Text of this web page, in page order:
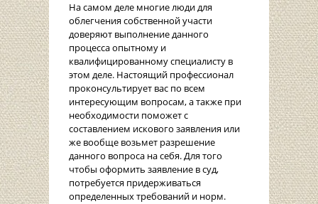
На самом деле многие люди для
облегчения собственной участи
доверяют выполнение данного
процесса опытному и
квалифицированному специалисту в
этом деле. Настоящий профессионал
проконсультирует вас по всем
интересующим вопросам, а также при
необходимости поможет с
составлением искового заявления или
же вообще возьмет разрешение
данного вопроса на себя. Для того
чтобы оформить заявление в суд,
потребуется придерживаться
определенных требований и норм.